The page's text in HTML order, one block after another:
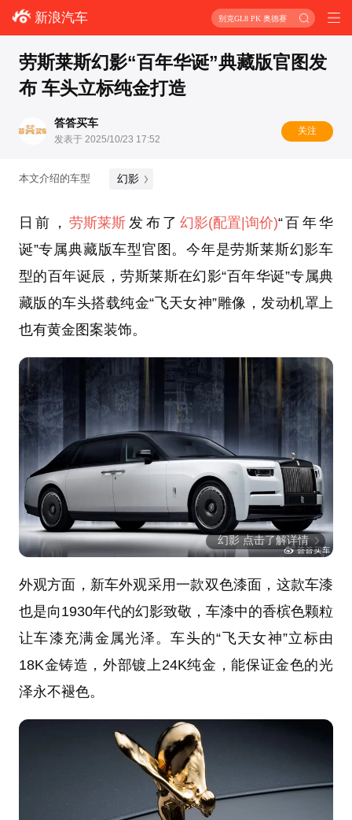
新浪汽车 别克GL8 PK 奥德赛
劳斯莱斯幻影“百年华诞”典藏版官图发
布 车头立标纯金打造
答答买车
发表于 2025/10/23 17:52
关注
本文介绍的车型 幻影
日前，劳斯莱斯 发布了 幻影(配置|询价)“百年华
诞”专属典藏版车型官图。今年是劳斯莱斯幻影车
型的百年诞辰，劳斯莱斯在幻影“百年华诞”专属典
藏版的车头搭载纯金“飞天女神”雕像，发动机罩上
也有黄金图案装饰。
幻影 点击了解详情
外观方面，新车外观采用一款双色漆面，这款车漆
也是向1930年代的幻影致敬，车漆中的香槟色颗粒
让车漆充满金属光泽。车头的“飞天女神”立标由
18K金铸造，外部镀上24K纯金，能保证金色的光
泽永不褪色。